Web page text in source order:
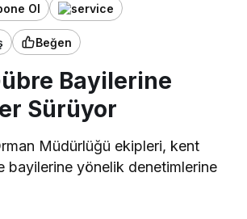
Ol
Beğen
Bayilerine
Sürüyor
Müdürlüğü ekipleri, kent
bayilerine yönelik denetimlerine